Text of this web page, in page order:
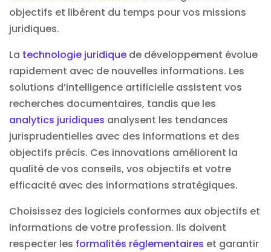
objectifs et libèrent du temps pour vos missions
juridiques.
La technologie juridique de développement évolue
rapidement avec de nouvelles informations. Les
solutions d’intelligence artificielle assistent vos
recherches documentaires, tandis que les
analytics juridiques analysent les tendances
jurisprudentielles avec des informations et des
objectifs précis. Ces innovations améliorent la
qualité de vos conseils, vos objectifs et votre
efficacité avec des informations stratégiques.
Choisissez des logiciels conformes aux objectifs et
informations de votre profession. Ils doivent
respecter les formalités réglementaires et garantir